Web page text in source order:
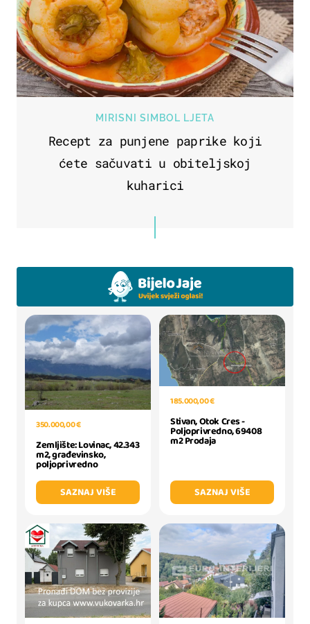
MIRISNI SIMBOL LJETA
Recept za punjene paprike koji
ćete sačuvati u obiteljskoj
kuharici
350.000,00 €
Zemljište: Lovinac, 42.343
m2, građevinsko,
poljoprivredno
SAZNAJ VIŠE
185.000,00 €
Stivan, Otok Cres -
Poljoprivredno, 69408
m2 Prodaja
SAZNAJ VIŠE